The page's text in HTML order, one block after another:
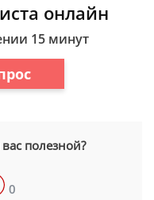
онлайн
15 минут
полезной?
0